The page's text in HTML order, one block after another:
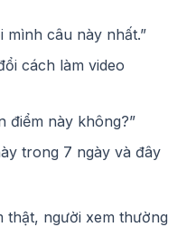
mình câu này nhất.”
cách làm video
điểm này không?”
trong 7 ngày và đây
thật, người xem thường